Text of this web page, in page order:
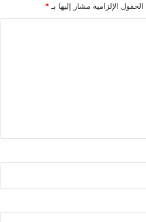
الحقول الإلزامية مشار إليها بـ *